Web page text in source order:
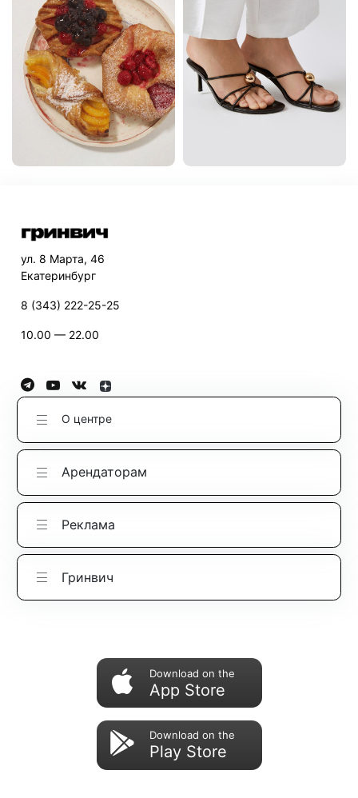
ул. 8 Марта, 46
Екатеринбург
8 (343) 222-25-25
10.00 — 22.00
О центре
Арендаторам
Реклама
Гринвич
Download on the
App Store
Download on the
Play Store